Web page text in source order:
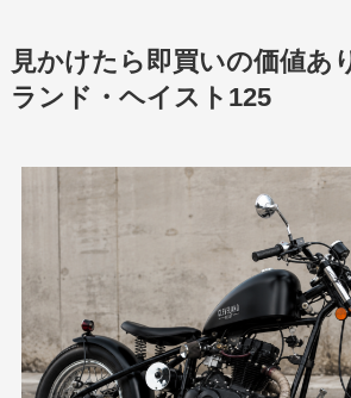
見かけたら即買いの価値あ
ランド・ヘイスト125